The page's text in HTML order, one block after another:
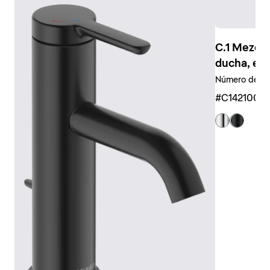
ducha de mano y la ducha fija, garantizan un uso
intuitivo.
Las duchas de mano y loscabezales
universales
también se encuentran disponibles en diferentes
rectangulares, o incluso como teleduchas tubulares.
También existe una amplia gama de accesorios a
juego, como brazos de ducha, flexos y soportes.
Mostrar grifería de ducha
C.1
ducha,
Número de